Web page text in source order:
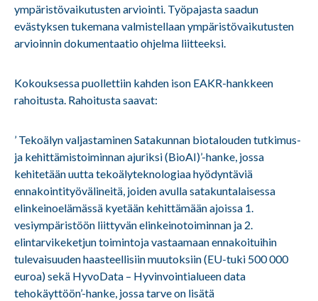
ympäristövaikutusten arviointi. Työpajasta saadun
evästyksen tukemana valmistellaan ympäristövaikutusten
arvioinnin dokumentaatio ohjelma liitteeksi.
Kokouksessa puollettiin kahden ison EAKR-hankkeen
rahoitusta. Rahoitusta saavat:
’ Tekoälyn valjastaminen Satakunnan biotalouden tutkimus-
ja kehittämistoiminnan ajuriksi (BioAI)’-hanke, jossa
kehitetään uutta tekoälyteknologiaa hyödyntäviä
ennakointityövälineitä, joiden avulla satakuntalaisessa
elinkeinoelämässä kyetään kehittämään ajoissa 1.
vesiympäristöön liittyvän elinkeinotoiminnan ja 2.
elintarvikeketjun toimintoja vastaamaan ennakoituihin
tulevaisuuden haasteellisiin muutoksiin (EU-tuki 500 000
euroa) sekä HyvoData – Hyvinvointialueen data
tehokäyttöön’-hanke, jossa tarve on lisätä